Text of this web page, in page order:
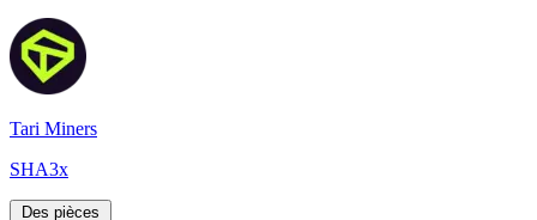
Tari Miners
SHA3x
Des pièces